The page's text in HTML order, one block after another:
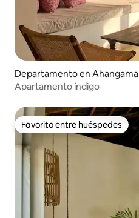
Departamento en Ahangama
Apartamento índigo
Favorito entre huéspedes
Favorito entre huéspedes